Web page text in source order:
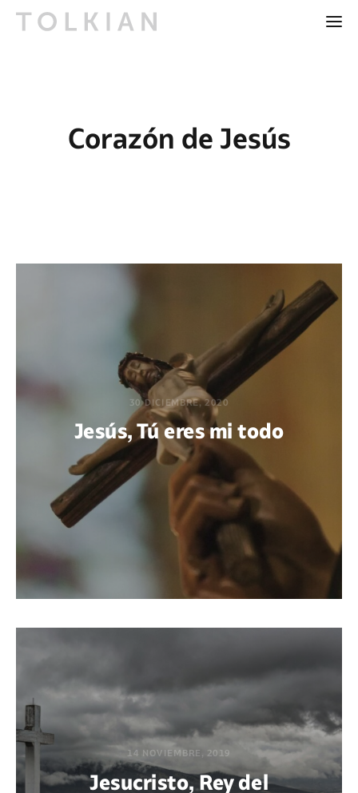
Corazón de Jesús
30 DICIEMBRE, 2020
Jesús, Tú eres mi todo
POR DIEGO ESQUIVEL
14 NOVIEMBRE, 2019
Jesucristo, Rey del